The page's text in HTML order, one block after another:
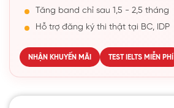
Tăng band chỉ sau 1,5 - 2,5 tháng
Hỗ trợ đăng ký thi thật tại BC, IDP
NHẬN KHUYẾN MÃI TEST IELTS MIỄN PHÍ